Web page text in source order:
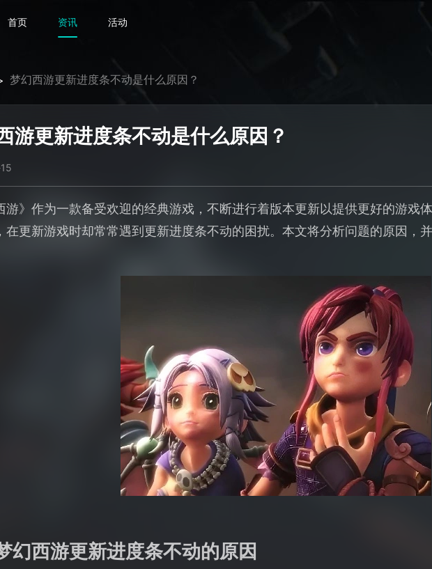
首页 资讯 活动
梦幻西游更新进度条不动是什么原因？
游更新进度条不动是什么原因？
游》作为一款备受欢迎的经典游戏，不断进行着版本更新以提供更好的游戏
在更新游戏时却常常遇到更新进度条不动的困扰。本文将分析问题的原因，
幻西游更新进度条不动的原因